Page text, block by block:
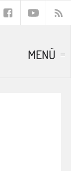
MENÜ